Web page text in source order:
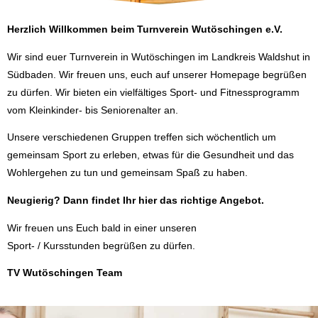
Herzlich Willkommen beim Turnverein Wutöschingen e.V.
Wir sind euer Turnverein in Wutöschingen im Landkreis Waldshut in
Südbaden. Wir freuen uns, euch auf unserer Homepage begrüßen
zu dürfen. Wir bieten ein vielfältiges Sport- und Fitnessprogramm
vom Kleinkinder- bis Seniorenalter an.
Unsere verschiedenen Gruppen treffen sich wöchentlich um
gemeinsam Sport zu erleben, etwas für die Gesundheit und das
Wohlergehen zu tun und gemeinsam Spaß zu haben.
Neugierig? Dann findet Ihr hier das richtige Angebot.
Wir freuen uns Euch bald in einer unseren
Sport- / Kursstunden begrüßen zu dürfen.
TV Wutöschingen Team